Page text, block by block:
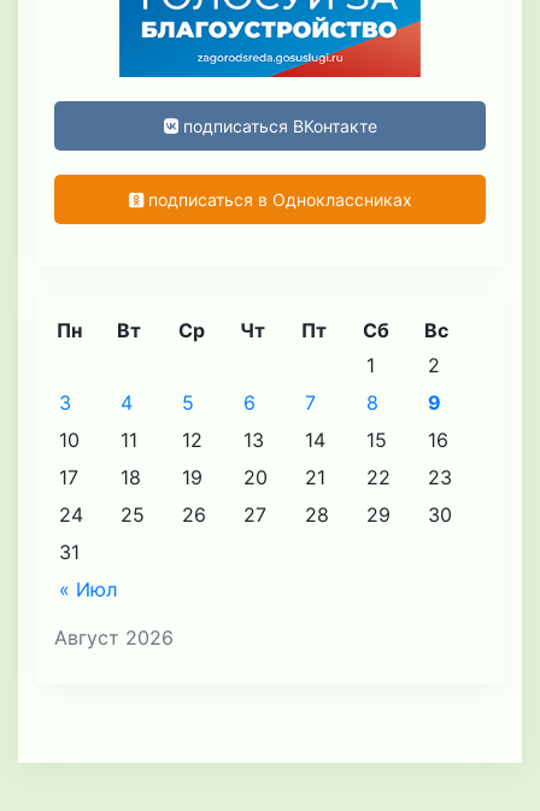
подписаться ВКонтакте
подписаться в Одноклассниках
Август 2026
Пн Вт Ср Чт Пт Сб Вс
« Июл
1
2
3
4 5 6 7 8
9
10
11 12 13 14 15
16
17
18 19 20 21 22
23
24
25 26 27 28 29
30
31